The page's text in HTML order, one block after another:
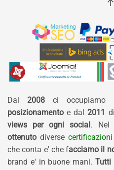
Dal 2008 ci occupiamo
posizionamento e dal 2011 di
views per ogni social. Nel
ottenuto diverse
che conta e' che facciamo il
brand e' in buone mani. Tutti